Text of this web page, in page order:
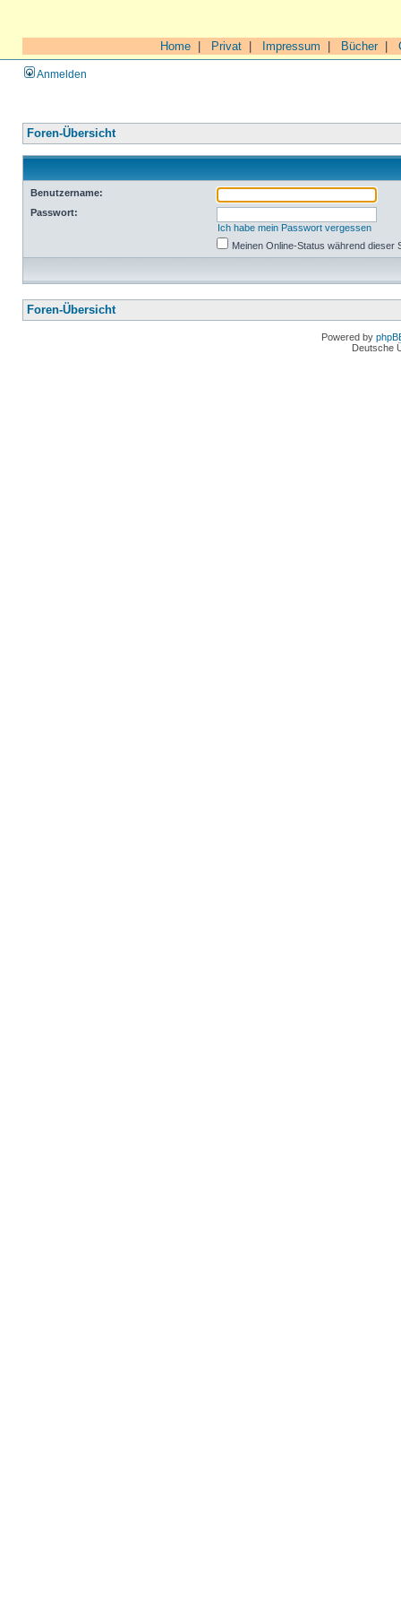
Home Privat Impressum Bücher|
Anmelden
Foren-Übersicht
Benutzername:
Passwort:
Ich habe mein Passwort vergessen
Meinen Online-Status während dieser
Foren-Übersicht
Powered by
Deutsche